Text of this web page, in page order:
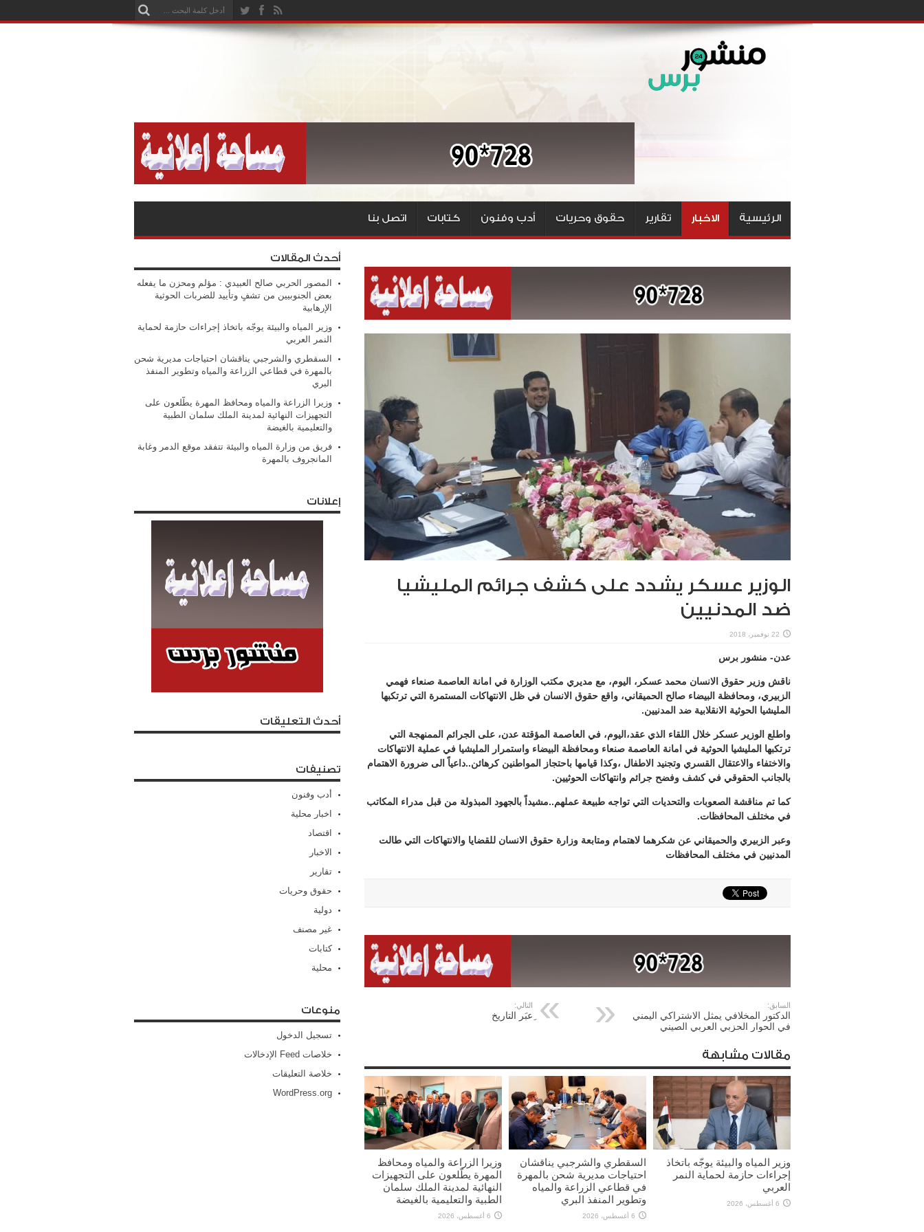
الرئيسية الاخبار تقارير حقوق وحريات أدب وفنون كتابات اتصل بنا
الوزير عسكر يشدد على كشف جرائم المليشيا
ضد المدنيين
22 نوفمبر، 2018
عدن- منشور برس
ناقش وزير حقوق الانسان محمد عسكر، اليوم، مع مديري مكتب الوزارة في امانة العاصمة صنعاء فهمي
الزبيري، ومحافظة البيضاء صالح الحميقاني، واقع حقوق الانسان في ظل الانتهاكات المستمرة التي ترتكبها
المليشيا الحوثية الانقلابية ضد المدنيين.
واطلع الوزير عسكر خلال اللقاء الذي عقد،اليوم، في العاصمة المؤقتة عدن، على الجرائم الممنهجة التي
ترتكبها المليشيا الحوثية في امانة العاصمة صنعاء ومحافظة البيضاء واستمرار المليشيا في عملية الانتهاكات
والاختفاء والاعتقال القسري وتجنيد الاطفال ،وكذا قيامها باحتجاز المواطنين كرهائن..داعياً الى ضرورة الاهتمام
بالجانب الحقوقي في كشف وفضح جرائم وانتهاكات الحوثيين.
كما تم مناقشة الصعوبات والتحديات التي تواجه طبيعة عملهم..مشيداً بالجهود المبذولة من قبل مدراء المكاتب
في مختلف المحافظات.
وعبر الزبيري والحميقاني عن شكرهما لاهتمام ومتابعة وزارة حقوق الانسان للقضايا والانتهاكات التي طالت
المدنيين في مختلف المحافظات
السابق:
الدكتور المخلافي يمثل الاشتراكي اليمني
في الحوار الحزبي العربي الصيني
التالي:
ِعبَر التاريخ
مقالات مشابهة
وزير المياه والبيئة يوجّه باتخاذ
إجراءات حازمة لحماية النمر
العربي
6 أغسطس، 2026
السقطري والشرجبي يناقشان
احتياجات مديرية شحن بالمهرة
في قطاعي الزراعة والمياه
وتطوير المنفذ البري
6 أغسطس، 2026
وزيرا الزراعة والمياه ومحافظ
المهرة يطّلعون على التجهيزات
النهائية لمدينة الملك سلمان
الطبية والتعليمية بالغيضة
6 أغسطس، 2026
أحدث المقالات
المصور الحربي صالح العبيدي : مؤلم ومحزن ما يفعله
بعض الجنوبيين من تشفٍ وتأييد للضربات الحوثية
الإرهابية
وزير المياه والبيئة يوجّه باتخاذ إجراءات حازمة لحماية
النمر العربي
السقطري والشرجبي يناقشان احتياجات مديرية شحن
بالمهرة في قطاعي الزراعة والمياه وتطوير المنفذ
البري
وزيرا الزراعة والمياه ومحافظ المهرة يطّلعون على
التجهيزات النهائية لمدينة الملك سلمان الطبية
والتعليمية بالغيضة
فريق من وزارة المياه والبيئة تتفقد موقع الدمر وغابة
المانجروف بالمهرة
إعلانات
أحدث التعليقات
تصنيفات
أدب وفنون
اخبار محلية
اقتصاد
الاخبار
تقارير
حقوق وحريات
دولية
غير مصنف
كتابات
محلية
منوعات
تسجيل الدخول
خلاصات Feed الإدخالات
خلاصة التعليقات
WordPress.org